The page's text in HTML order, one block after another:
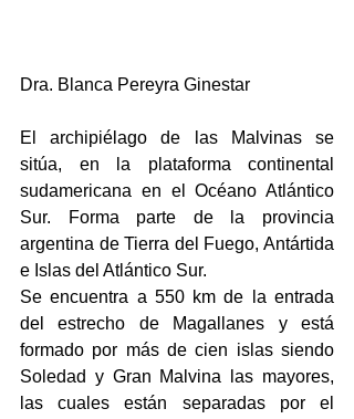
Dra. Blanca Pereyra Ginestar
El archipiélago de las Malvinas se
sitúa, en la plataforma continental
sudamericana en el Océano Atlántico
Sur. Forma parte de la provincia
argentina de Tierra del Fuego, Antártida
e Islas del Atlántico Sur.
Se encuentra a 550 km de la entrada
del estrecho de Magallanes y está
formado por más de cien islas siendo
Soledad y Gran Malvina las mayores,
las cuales están separadas por el